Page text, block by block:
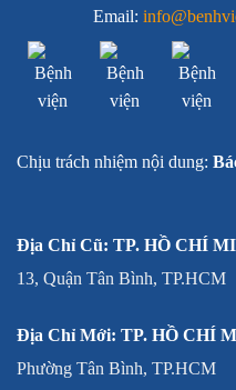
Email:
Chịu trách nhiệm nội dung:
Địa Chỉ Cũ: TP. HỒ CHÍ
13, Quận Tân Bình, TP.HCM
Địa Chỉ Mới: TP. HỒ CHÍ
Phường Tân Bình, TP.HCM